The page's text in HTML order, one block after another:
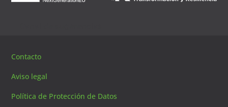
Contacto
Aviso legal
Política de Protección de Datos